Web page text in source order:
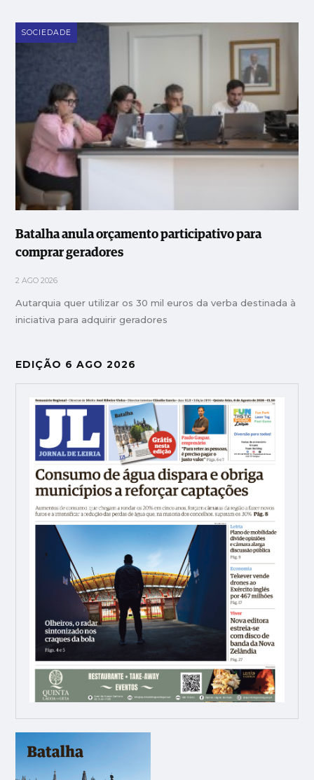
SOCIEDADE
Batalha anula orçamento participativo para
comprar geradores
2 AGO 2026
Autarquia quer utilizar os 30 mil euros da verba destinada à
iniciativa para adquirir geradores
EDIÇÃO 6 AGO 2026